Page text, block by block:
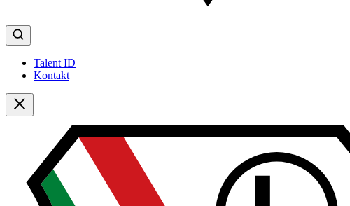
Talent ID
Kontakt